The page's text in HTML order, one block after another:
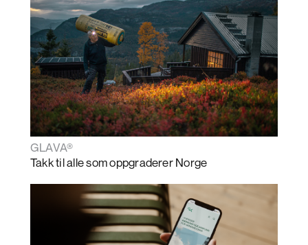
GLAVA®
Takk til alle som oppgraderer Norge